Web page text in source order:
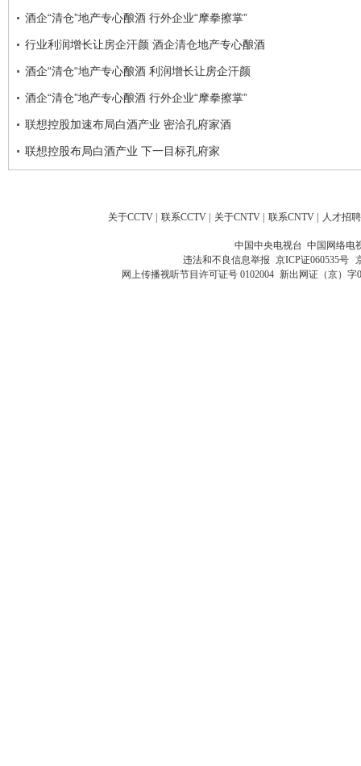
酒企“清仓”地产专心酿酒 行外企业“摩拳擦掌”
行业利润增长让房企汗颜 酒企清仓地产专心酿酒
酒企“清仓“地产专心酿酒 利润增长让房企汗颜
酒企“清仓”地产专心酿酒 行外企业“摩拳擦掌”
联想控股加速布局白酒产业 密洽孔府家酒
联想控股布局白酒产业 下一目标孔府家
关于CCTV | 联系CCTV | 关于CNTV | 联系CNTV | 人才招聘
中国中央电视台 中国网络电
违法和不良信息举报 京ICP证060535号
网上传播视听节目许可证号 0102004 新出网证（京）